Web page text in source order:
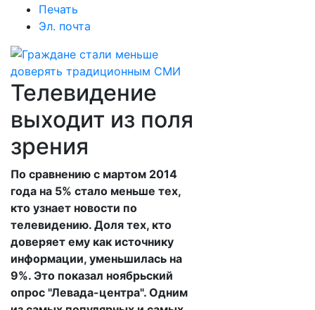
Печать
Эл. почта
Телевидение
выходит из поля
зрения
По сравнению с мартом 2014
года на 5% стало меньше тех,
кто узнает новости по
телевидению. Доля тех, кто
доверяет ему как источнику
информации, уменьшилась на
9%. Это показал ноябрьский
опрос "Левада-центра". Одним